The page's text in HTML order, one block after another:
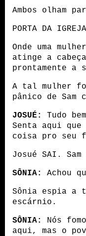
Ambos olham
PORTA DA IGREJA
Onde uma
atinge a
prontamente a
A tal mulher
pânico de Sam
JOSUÉ:
Tudo
Senta aqui que
coisa pro seu
Josué SAI.
SÔNIA: Achou
Sônia espia a
escárnio.
SÔNIA:
Nós
aqui, mas o